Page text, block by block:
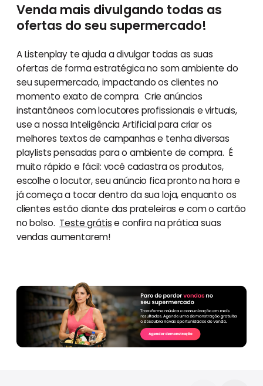
Venda mais divulgando todas as
ofertas do seu supermercado!
A Listenplay te ajuda a divulgar todas as suas
ofertas de forma estratégica no som ambiente do
seu supermercado, impactando os clientes no
momento exato de compra. Crie anúncios
instantâneos com locutores profissionais e virtuais,
use a nossa Inteligência Artificial para criar os
melhores textos de campanhas e tenha diversas
playlists pensadas para o ambiente de compra. É
muito rápido e fácil: você cadastra os produtos,
escolhe o locutor, seu anúncio fica pronto na hora e
já começa a tocar dentro da sua loja, enquanto os
clientes estão diante das prateleiras e com o cartão
no bolso. Teste grátise confira na prática suas
vendas aumentarem!